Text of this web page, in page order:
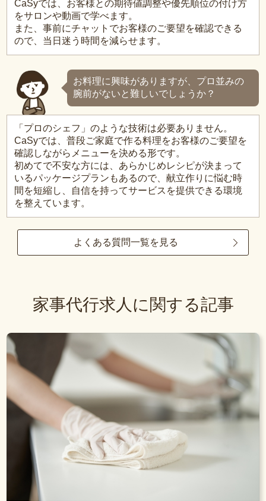
CaSyでは、お客様との期待値調整や優先順位の付け方
をサロンや動画で学べます。
また、事前にチャットでお客様のご要望を確認できる
ので、当日迷う時間を減らせます。
お料理に興味がありますが、プロ並みの
腕前がないと難しいでしょうか？
「プロのシェフ」のような技術は必要ありません。
CaSyでは、普段ご家庭で作る料理をお客様のご要望を
確認しながらメニューを決める形です。
初めてで不安な方には、あらかじめレシピが決まって
いるパッケージプランもあるので、献立作りに悩む時
間を短縮し、自信を持ってサービスを提供できる環境
を整えています。
よくある質問一覧を見る
家事代行求人に関する記事